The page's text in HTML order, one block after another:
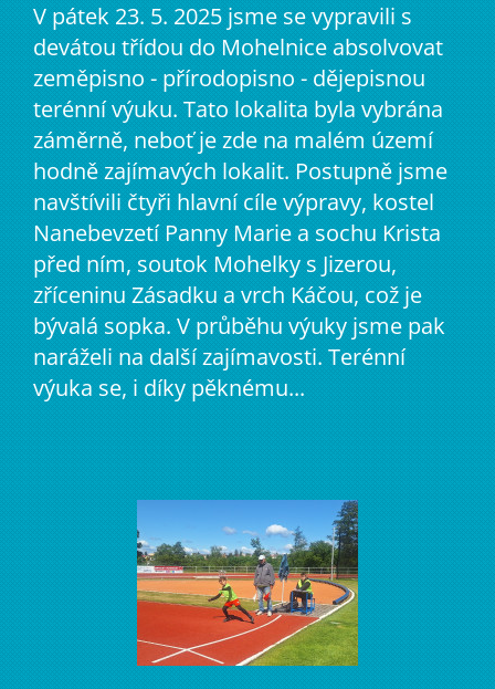
V pátek 23. 5. 2025 jsme se vypravili s
devátou třídou do Mohelnice absolvovat
zeměpisno - přírodopisno - dějepisnou
terénní výuku. Tato lokalita byla vybrána
záměrně, neboť je zde na malém území
hodně zajímavých lokalit. Postupně jsme
navštívili čtyři hlavní cíle výpravy, kostel
Nanebevzetí Panny Marie a sochu Krista
před ním, soutok Mohelky s Jizerou,
zříceninu Zásadku a vrch Káčou, což je
bývalá sopka. V průběhu výuky jsme pak
naráželi na další zajímavosti. Terénní
výuka se, i díky pěknému...